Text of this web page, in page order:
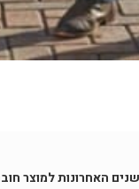
למוצר חובה